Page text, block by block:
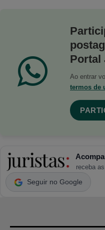
Portal
Ao entrar
termos de
receba
Seguir no Google